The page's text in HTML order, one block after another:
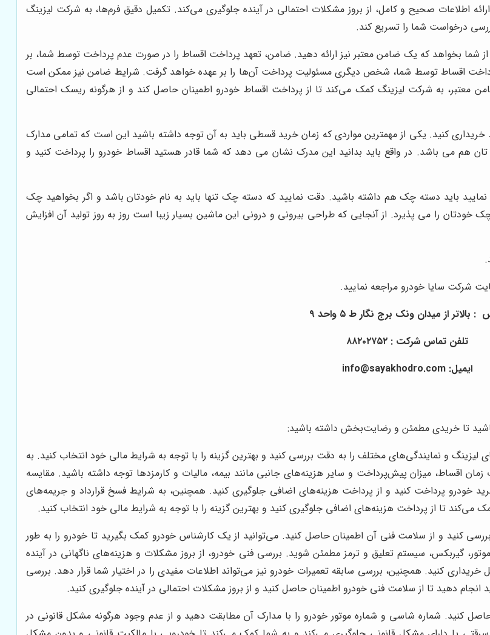
اطلاعات صحیح و کامل، از بروز مشکلات احتمالی در آینده جلوگیری می‌کند. تکمیل دقیق فرم‌ها، به شرکت لیزینگ
درخواست شما را تسریع کند.
شما بخواهد که یک ضامن معتبر نیز ارائه دهید. ضامن، تعهد پرداخت اقساط را در صورت عدم پرداخت توسط شما، بر
اقساط توسط شما، شخص دیگری مسئولیت پرداخت آن‌ها را بر عهده خواهد گرفت. شرایط ضامن نیز ممکن است
معتبر، به شرکت لیزینگ کمک می‌کند تا از پرداخت اقساط خودرو اطمینان حاصل کند و از هرگونه ریسک احتمالی
کنید. یکی از مهمترین مواردی که زمان خرید قسطی باید به آن توجه داشته باشید این است که تمامی مدارک
مدارک شما 3 ماه گردش حساب مالی تان هم می باشد. در واقع باید بدانید این مدرک نشان می دهد که شما قادر هستید اقساط خودرو را پرداخت کنید و
باید دسته چک هم داشته باشید. دقت نمایید که دسته چک تنها باید به نام خودتان باشد و اگر بخواهید چک
خودتان را می پذیرد. از آنجایی که طراحی بیرونی و درونی این ماشین بسیار زیبا است روز به روز تولید آن افزایش
شرکت سایا خودرو مراجعه نمایید.
بالاتر از میدان ونک برج نگار ط ۵ واحد ۹
تلفن تماس شرکت : ۸۸۲۰۲۷۵۲
ایمیل: info@sayakhodro.com
و نمایندگی‌های مختلف را به دقت بررسی کنید و بهترین گزینه را با توجه به شرایط مالی خود انتخاب کنید. به
اقساط، میزان پیش‌پرداخت و سایر هزینه‌های جانبی مانند بیمه، مالیات و کارمزدها توجه داشته باشید. مقایسه
خودرو پرداخت کنید و از پرداخت هزینه‌های اضافی جلوگیری کنید. همچنین، به شرایط فسخ قرارداد و جریمه‌های
تا از پرداخت هزینه‌های اضافی جلوگیری کنید و بهترین گزینه را با توجه به شرایط مالی خود انتخاب کنید.
کنید و از سلامت فنی آن اطمینان حاصل کنید. می‌توانید از یک کارشناس خودرو کمک بگیرید تا خودرو را به طور
گیربکس، سیستم تعلیق و ترمز مطمئن شوید. بررسی فنی خودرو، از بروز مشکلات و هزینه‌های ناگهانی در آینده
کنید. همچنین، بررسی سابقه تعمیرات خودرو نیز می‌تواند اطلاعات مفیدی را در اختیار شما قرار دهد. بررسی
دهید تا از سلامت فنی خودرو اطمینان حاصل کنید و از بروز مشکلات احتمالی در آینده جلوگیری کنید.
کنید. شماره شاسی و شماره موتور خودرو را با مدارک آن مطابقت دهید و از عدم وجود هرگونه مشکل قانونی در